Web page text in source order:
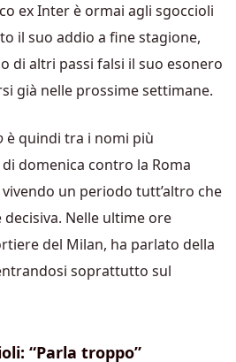
ex Inter è ormai agli sgoccioli
il suo addio a fine stagione,
di altri passi falsi il suo esonero
già nelle prossime settimane.
è quindi tra i nomi più
domenica contro la Roma
un periodo tutt’altro che
Nelle ultime ore
del Milan, ha parlato della
soprattutto sul
“Parla troppo”